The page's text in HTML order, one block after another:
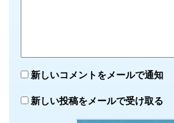
新しいコメントをメールで通知
新しい投稿をメールで受け取る